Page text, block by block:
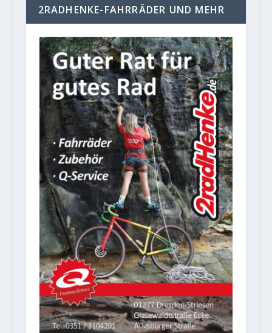
2RADHENKE-FAHRRÄDER UND MEHR